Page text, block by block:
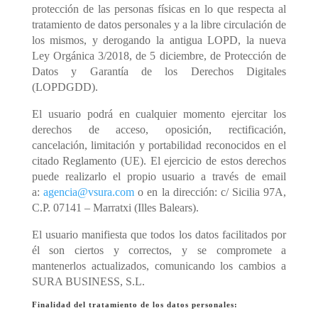
protección de las personas físicas en lo que respecta al
tratamiento de datos personales y a la libre circulación de
los mismos, y derogando la antigua LOPD, la nueva
Ley Orgánica 3/2018, de 5 diciembre, de Protección de
Datos y Garantía de los Derechos Digitales
(LOPDGDD).
El usuario podrá en cualquier momento ejercitar los
derechos de acceso, oposición, rectificación,
cancelación, limitación y portabilidad reconocidos en el
citado Reglamento (UE). El ejercicio de estos derechos
puede realizarlo el propio usuario a través de email
a: agencia@vsura.como en la dirección: c/ Sicilia 97A,
C.P. 07141 – Marratxi (Illes Balears).
El usuario manifiesta que todos los datos facilitados por
él son ciertos y correctos, y se compromete a
mantenerlos actualizados, comunicando los cambios a
SURA BUSINESS, S.L.
Finalidad del tratamiento de los datos personales: